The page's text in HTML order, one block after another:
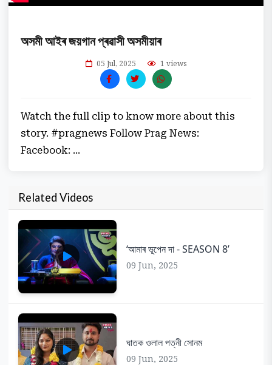
অসমী আইৰ জয়গান প্ৰৱাসী অসমীয়াৰ
05 Jul, 2025 1 views
Watch the full clip to know more about this
story. #pragnews Follow Prag News:
Facebook: ...
Related Videos
‘আমাৰ ভূপেন দা - SEASON 8’
09 Jun, 2025
ঘাতক ওলাল পত্নী সোনম
09 Jun, 2025